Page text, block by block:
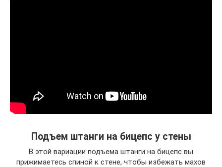
Подъем штанги на бицепс у стены
В этой вариации подъема штанги на бицепс вы
прижимаетесь спиной к стене, чтобы избежать махов